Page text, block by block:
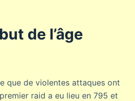
de l’âge
que de violentes attaques ont
raid a eu lieu en 795 et